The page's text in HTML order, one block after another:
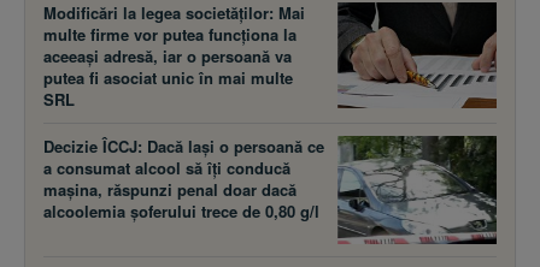
Modificări la legea societăţilor: Mai
multe firme vor putea funcţiona la
aceeaşi adresă, iar o persoană va
putea fi asociat unic în mai multe
SRL
Decizie ÎCCJ: Dacă laşi o persoană ce
a consumat alcool să îţi conducă
maşina, răspunzi penal doar dacă
alcoolemia şoferului trece de 0,80 g/l